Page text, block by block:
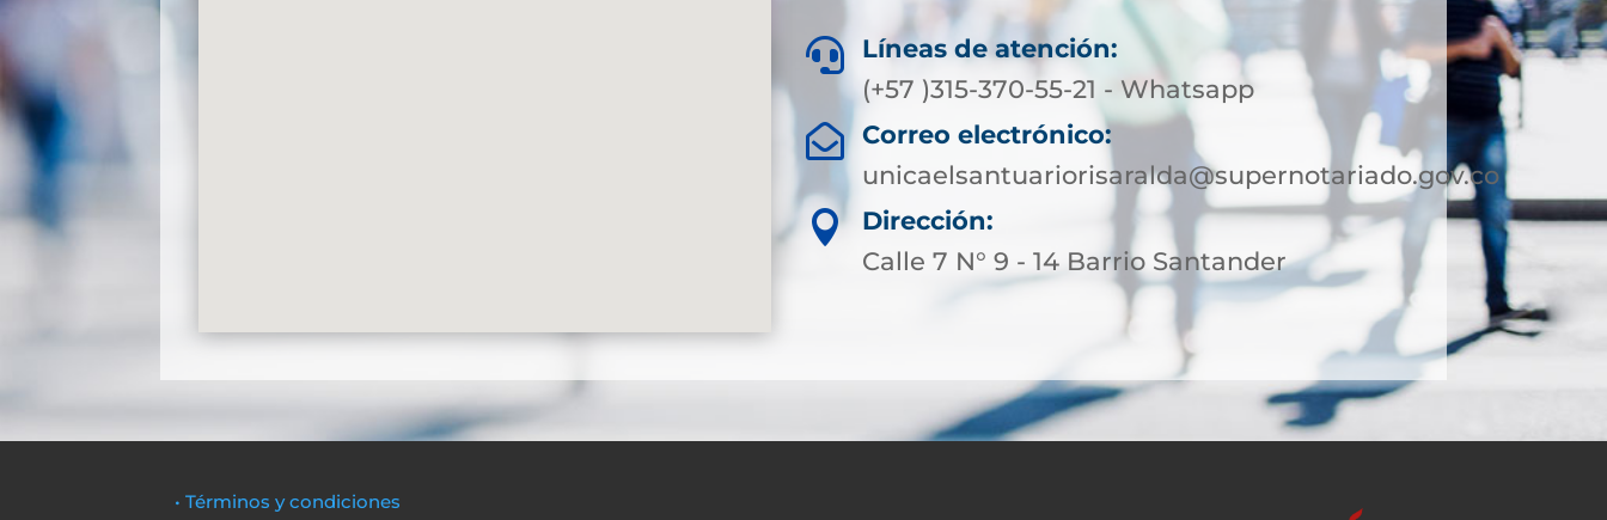

Líneas de atención:
(+57 )315-370-55-21 - Whatsapp

Correo electrónico:
unicaelsantuariorisaralda@supernotariado.gov.co

Dirección:
Calle 7 N° 9 - 14 Barrio Santander
• Términos y condiciones